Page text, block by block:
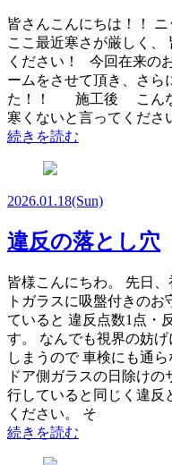
皆さんこんにちは！！
ここ最近寒さが厳しく、
ください！ 今回在来の
ームをさせて頂き、さら
た！！ 施工後 こんな
寒くないと言ってくださ
続きを読む
2026.01.18(Sun)
違反の落とし穴
皆様こんにちわ。 先日
トガラスに吸盤付きの
ていると 違反点数1点・
す。 なんでも視界の妨
しまうので 車検にも通
ドア側ガラスの日除け
行していると同じく違反
ください。 そ
続きを読む